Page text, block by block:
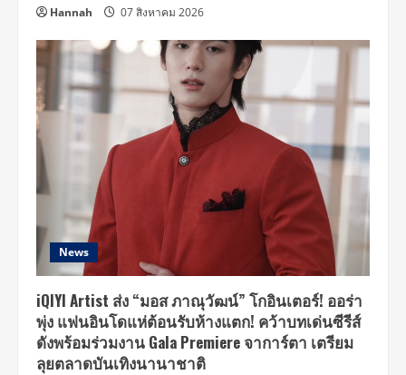
Hannah 07 สิงหาคม 2026
News
iQIYI Artist ส่ง “มอส ภาณุวัฒน์” โกอินเตอร์! ออร่า
พุ่ง แฟนอินโดแห่ต้อนรับห้างแตก! คว้าบทเด่นซีรีส์
ดังพร้อมร่วมงาน Gala Premiere จาการ์ตา เตรียม
ลุยตลาดบันเทิงนานาชาติ